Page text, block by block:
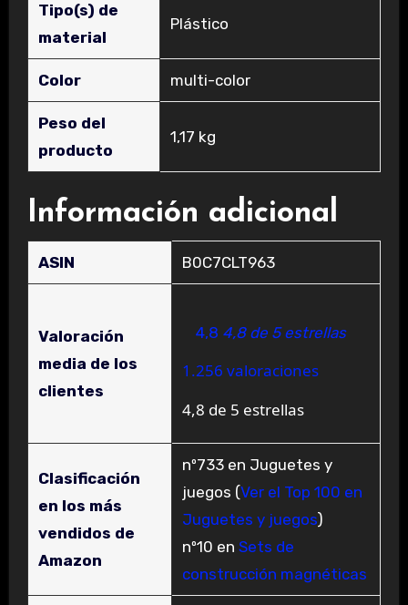
Tipo(s) de
material
‎Plástico
Color ‎‎multi-color
Peso del
producto
‎1,17 kg
Información adicional
ASIN B0C7CLT963
Valoración
media de los
clientes
4,8 4,8 de 5 estrellas
1.256 valoraciones
4,8 de 5 estrellas
Clasificación
en los más
vendidos de
Amazon
nº733 en Juguetes y
juegos (Ver el Top 100 en
Juguetes y juegos)
nº10 en Sets de
construcción magnéticas